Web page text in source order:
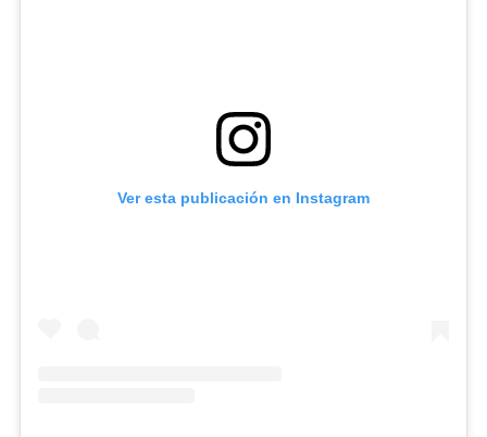
Ver esta publicación en Instagram